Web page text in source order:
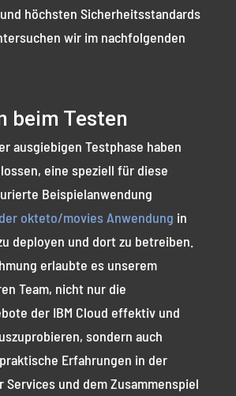
höchsten Sicherheitsstandards
wir im nachfolgenden
beim Testen
ausgiebigen Testphase haben
eine speziell für diese
Beispielanwendung
der okteto/movies Anwendung in
deployen und dort zu betreiben.
erlaubte es unserem
Team, nicht nur die
der IBM Cloud effektiv und
sondern auch
Erfahrungen in der
Services und dem Zusammenspiel